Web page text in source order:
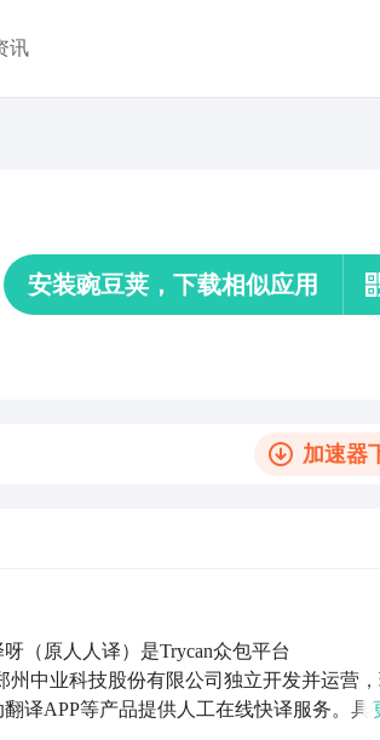
讯
安装豌豆荚，下载相似应用
加速器
（原人人译）是Trycan众包平台
州中业科技股份有限公司独立开发并运营
译APP等产品提供人工在线快译服务。具